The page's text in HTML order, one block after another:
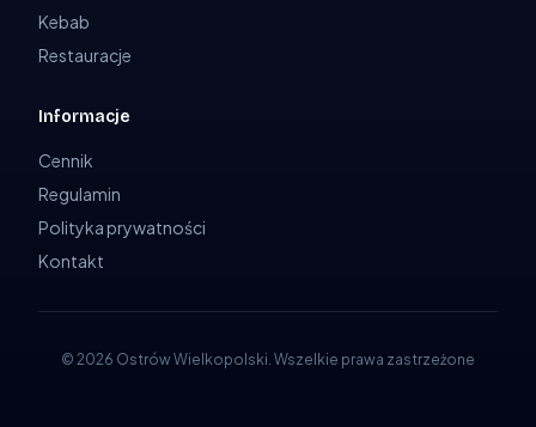
Kebab
Restauracje
Informacje
Cennik
Regulamin
Polityka prywatności
Kontakt
© 2026 Ostrów Wielkopolski. Wszelkie prawa zastrzeżone